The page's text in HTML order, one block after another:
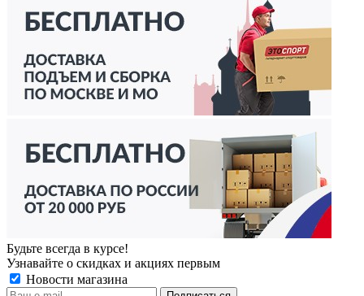
Будьте всегда в курсе!
Узнавайте о скидках и акциях первым
Новости магазина